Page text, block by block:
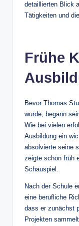
detaillierten Blick
Tätigkeiten und
Frühe
Bevor Thomas
wurde, begann
Wie bei vielen
Ausbildung ein
absolvierte seine
zeigte schon früh
Schauspiel.
Nach der Schule
eine berufliche
dass er zunächst
Projekten